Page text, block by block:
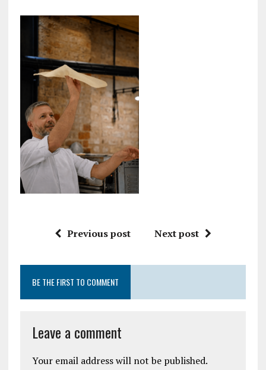
Previous post Next post
BE THE FIRST TO COMMENT
Leave a comment
Your email address will not be published.